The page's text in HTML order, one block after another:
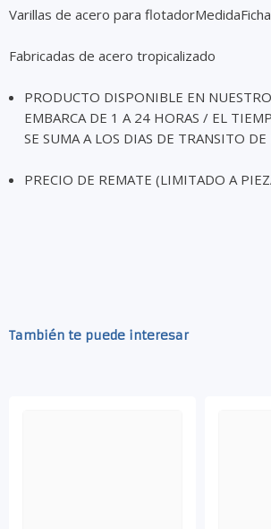
Varillas de acero para
Fabricadas de acero tropicalizado
PRODUCTO DISPONIBLE EN
EMBARCA DE 1 A 24 HORAS / EL
SE SUMA A LOS DIAS DE TRANSITO
PRECIO DE REMATE (LIMITADO A
También te puede interesar